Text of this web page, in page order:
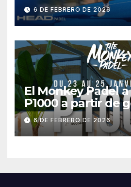
6 DE FEBRERO DE 2026
El Monkey Padel
P1000 a partir de
6 DE FEBRERO DE 2026